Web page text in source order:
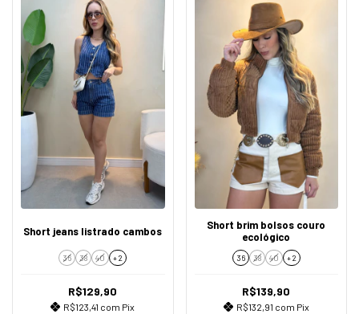
Short jeans listrado cambos
36 38 40 + 2
R$129,90
R$123,41 com Pix
Short brim bolsos couro
ecológico
36 38 40 + 2
R$139,90
R$132,91 com Pix